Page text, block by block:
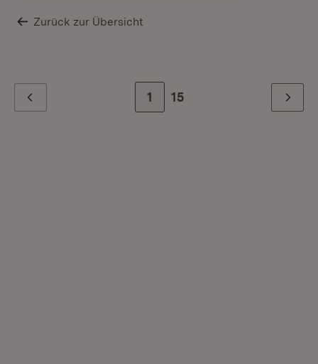
Zurück zur Übersicht
Zur Seite
1 Zur letzten Seite
15 Weiter